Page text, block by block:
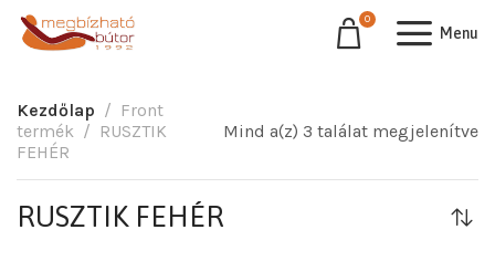
0
Menu
Kezdőlap
Front
termék
RUSZTIK
FEHÉR
Mind a(z) 3 találat megjelenítve
RUSZTIK FEHÉR